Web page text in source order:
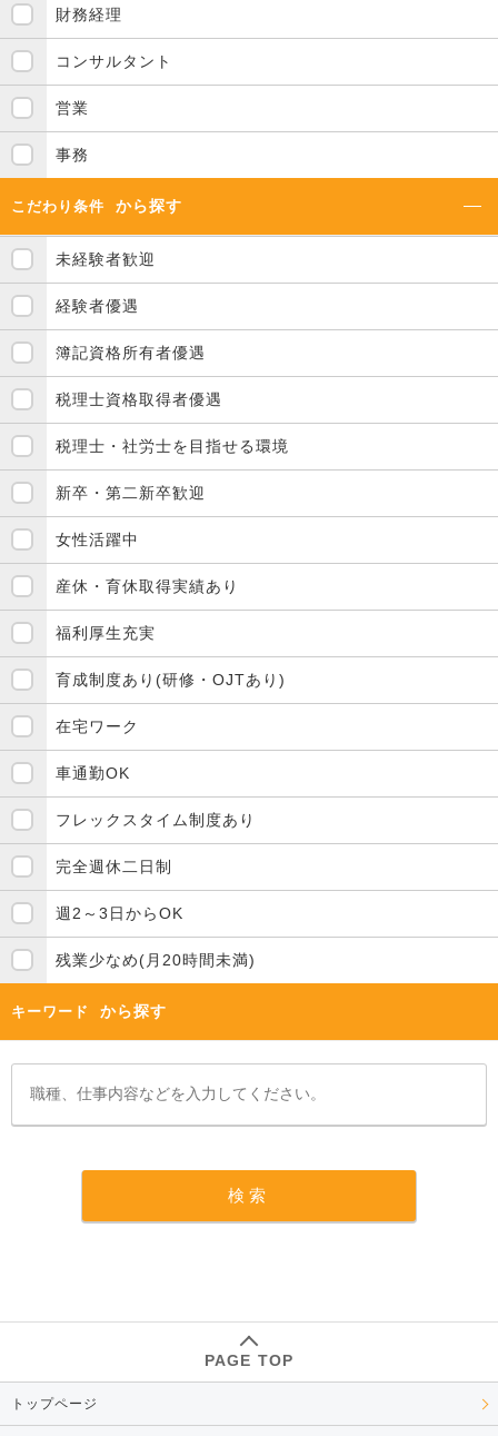
財務経理
コンサルタント
営業
事務
こだわり条件 から探す
未経験者歓迎
経験者優遇
簿記資格所有者優遇
税理士資格取得者優遇
税理士・社労士を目指せる環境
新卒・第二新卒歓迎
女性活躍中
産休・育休取得実績あり
福利厚生充実
育成制度あり(研修・OJTあり)
在宅ワーク
車通勤OK
フレックスタイム制度あり
完全週休二日制
週2～3日からOK
残業少なめ(月20時間未満)
キーワード から探す
PAGE TOP
トップページ